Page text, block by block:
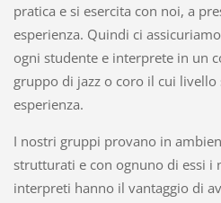
pratica e si esercita con noi, a
esperienza. Quindi ci
ogni studente e interprete in un
gruppo di jazz o coro il cui
esperienza.
I nostri gruppi provano in
strutturati e con ognuno di essi i
interpreti hanno il vantaggio di